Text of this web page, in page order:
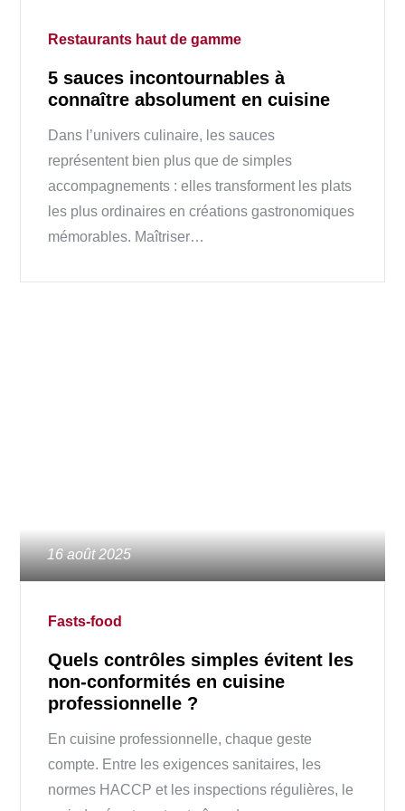
Restaurants haut de gamme
5 sauces incontournables à
connaître absolument en cuisine
Dans l’univers culinaire, les sauces
représentent bien plus que de simples
accompagnements : elles transforment les plats
les plus ordinaires en créations gastronomiques
mémorables. Maîtriser…
Posted
on
16 août 2025
Fasts-food
Quels contrôles simples évitent les
non-conformités en cuisine
professionnelle ?
En cuisine professionnelle, chaque geste
compte. Entre les exigences sanitaires, les
normes HACCP et les inspections régulières, le